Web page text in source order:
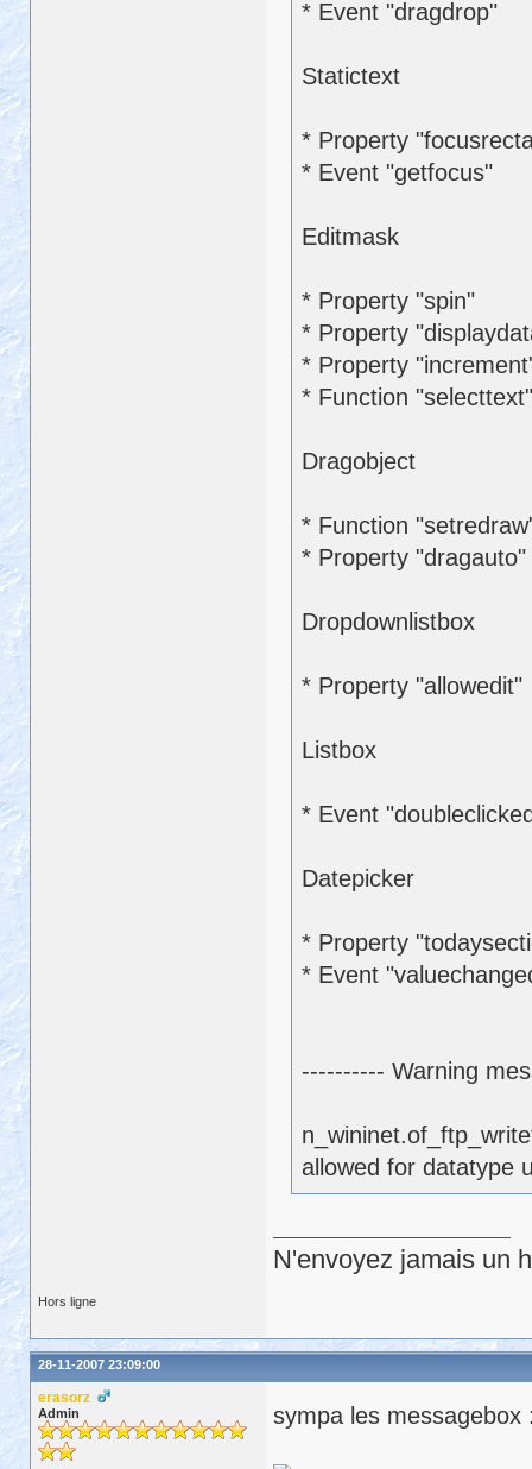
* Event "dragdrop"
Statictext
* Property
* Event "getfocus"
Editmask
* Property "spin"
* Property
* Property
* Function "selecttext"
Dragobject
* Function
* Property "dragauto"
Dropdownlistbox
* Property "allowedit"
Listbox
* Event
Datepicker
* Property
* Event
---------- Warning
allowed for datatype
N'envoyez jamais un
Hors ligne
28-11-2007 23:09:00
erasorz
Admin sympa les